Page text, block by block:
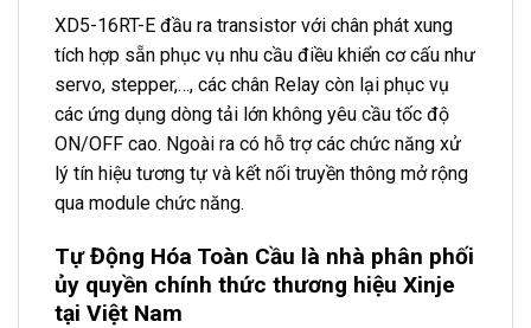
XD5-16RT-E đầu ra transistor với chân phát xung
tích hợp sẵn phục vụ nhu cầu điều khiển cơ cấu như
servo, stepper,…, các chân Relay còn lại phục vụ
các ứng dụng dòng tải lớn không yêu cầu tốc độ
ON/OFF cao. Ngoài ra có hỗ trợ các chức năng xử
lý tín hiệu tương tự và kết nối truyền thông mở rộng
qua module chức năng.
Tự Động Hóa Toàn Cầu là nhà phân phối
ủy quyền chính thức thương hiệu Xinje
tại Việt Nam